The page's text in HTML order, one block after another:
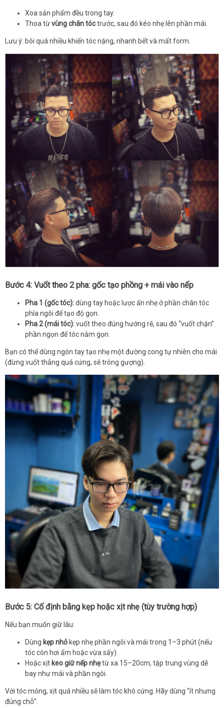
Xoa sản phẩm đều trong tay.
Thoa từvùng chân tóctrước, sau đó kéo nhẹ lên phần mái.
Lưu ý: bôi quá nhiều khiến tóc nặng, nhanh bết và mất form.
Bước 4: Vuốt theo 2 pha: gốc tạo phồng + mái vào nếp
Pha 1 (gốc tóc):dùng tay hoặc lược ấn nhẹ ở phần chân tóc
phía ngôi để tạo độ gọn.
Pha 2 (mái tóc):vuốt theo đúng hướng rẽ, sau đó “vuốt chặn”
phần ngọn để tóc nằm gọn.
Bạn có thể dùng ngón tay tạo nhẹ một đường cong tự nhiên cho mái
(đừng vuốt thẳng quá cứng, sẽ trông gượng).
Bước 5: Cố định bằng kẹp hoặc xịt nhẹ (tùy trường hợp)
Nếu bạn muốn giữ lâu:
Dùng kẹp nhỏ kẹp nhẹ phần ngôi và mái trong 1–3 phút (nếu
tóc còn hơi ẩm hoặc vừa sấy).
Hoặc xịt keo giữ nếp nhẹtừ xa 15–20cm, tập trung vùng dễ
bay như mái và phần ngôi.
Với tóc mỏng, xịt quá nhiều sẽ làm tóc khô cứng. Hãy dùng “ít nhưng
đúng chỗ”.